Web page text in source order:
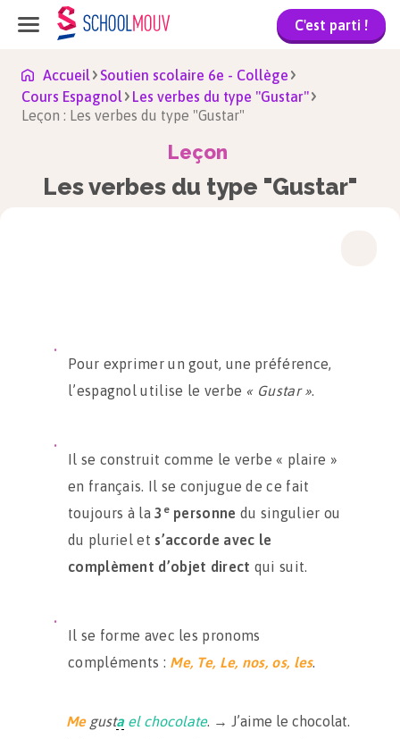
C'est parti !
Accueil
Soutien scolaire 6e - Collège
Cours Espagnol
Les verbes du type "Gustar"
Leçon : Les verbes du type "Gustar"
Leçon
Les verbes du type "Gustar"
Pour exprimer un gout, une préférence,
l’espagnol utilise le verbe « Gustar ».
Il se construit comme le verbe « plaire »
en français. Il se conjugue de ce fait
toujours à la3 epersonne du singulier ou
du pluriel et s’accorde avec le
complèment d’objet direct qui suit.
Il se forme avec les pronoms
compléments : Me, Te, Le, nos, os, les.
Megusta el chocolate. → J’aime le chocolat.